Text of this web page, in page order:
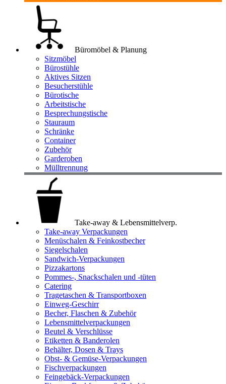
Büromöbel & Planung
Sitzmöbel
Bürostühle
Aktives Sitzen
Besucherstühle
Bürotische
Arbeitstische
Besprechungstische
Stauraum
Schränke
Container
Zubehör
Garderoben
Mülltrennung
Take-away & Lebensmittelverp.
Take-away Verpackungen
Menüschalen & Feinkostbecher
Siegelschalen
Sandwich-Verpackungen
Pizzakartons
Pommes-, Snackschalen und -tüten
Catering
Tragetaschen & Transportboxen
Einweg-Geschirr
Becher, Flaschen & Zubehör
Lebensmittelverpackungen
Beutel & Verschlüsse
Etiketten & Banderolen
Behälter, Dosen & Trays
Obst- & Gemüse-Verpackungen
Fischverpackungen
Feingebäck-Verpackungen